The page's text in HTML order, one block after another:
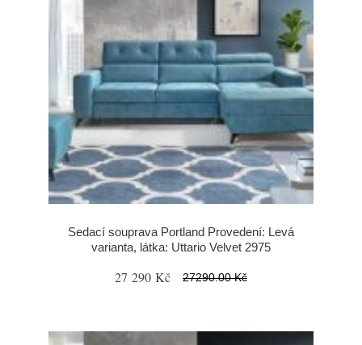
Sedací souprava Portland Provedení: Levá
varianta, látka: Uttario Velvet 2975
27 290 Kč 27290.00 Kč